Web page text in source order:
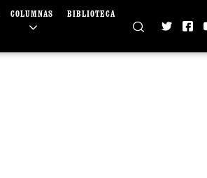
COLUMNAS BIBLIOTECA